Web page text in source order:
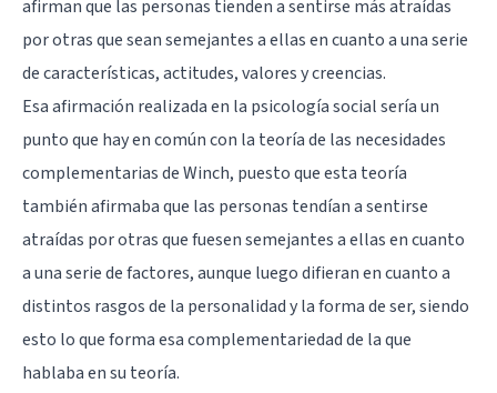
afirman que las personas tienden a sentirse más atraídas
por otras que sean semejantes a ellas en cuanto a una serie
de características, actitudes, valores y creencias.
Esa afirmación realizada en la psicología social sería un
punto que hay en común con la teoría de las necesidades
complementarias de Winch, puesto que esta teoría
también afirmaba que las personas tendían a sentirse
atraídas por otras que fuesen semejantes a ellas en cuanto
a una serie de factores, aunque luego difieran en cuanto a
distintos rasgos de la personalidad y la forma de ser, siendo
esto lo que forma esa complementariedad de la que
hablaba en su teoría.